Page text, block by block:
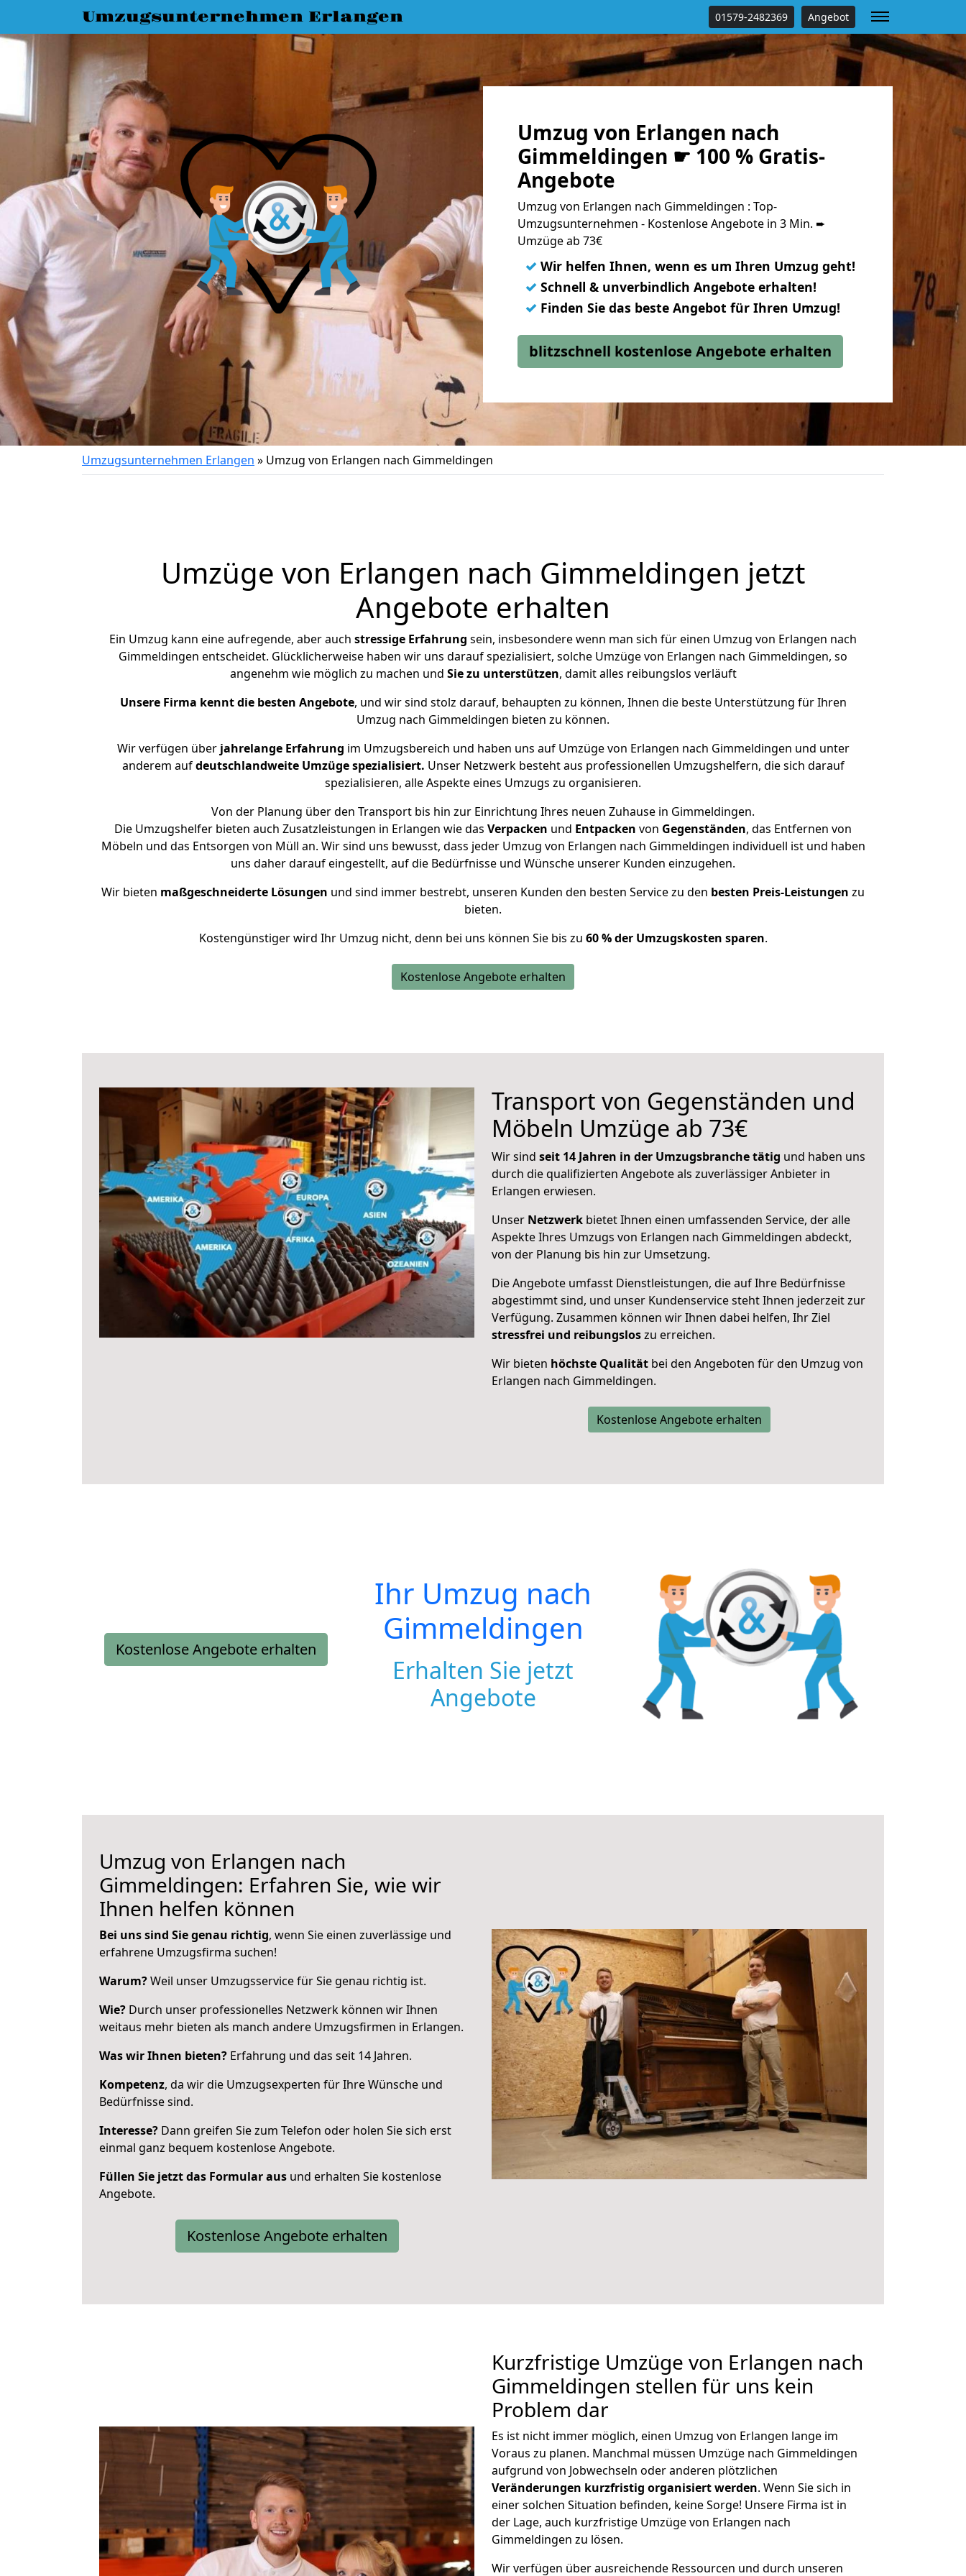
Umzugsunternehmen Erlangen 01579-2482369 Angebot
Umzug von Erlangen nach
Gimmeldingen ☛ 100 % Gratis-
Angebote
Umzug von Erlangen nach Gimmeldingen : Top-
Umzugsunternehmen - Kostenlose Angebote in 3 Min. ➨
Umzüge ab 73€
✓ Wir helfen Ihnen, wenn es um Ihren Umzug geht!
✓ Schnell & unverbindlich Angebote erhalten!
✓ Finden Sie das beste Angebot für Ihren Umzug!
blitzschnell kostenlose Angebote erhalten
Umzugsunternehmen Erlangen » Umzug von Erlangen nach Gimmeldingen
Umzüge von Erlangen nach Gimmeldingen jetzt
Angebote erhalten
Ein Umzug kann eine aufregende, aber auch stressige Erfahrung sein, insbesondere wenn man sich für einen Umzug von Erlangen nach
Gimmeldingen entscheidet. Glücklicherweise haben wir uns darauf spezialisiert, solche Umzüge von Erlangen nach Gimmeldingen, so
angenehm wie möglich zu machen und Sie zu unterstützen, damit alles reibungslos verläuft
Unsere Firma kennt die besten Angebote, und wir sind stolz darauf, behaupten zu können, Ihnen die beste Unterstützung für Ihren
Umzug nach Gimmeldingen bieten zu können.
Wir verfügen überjahrelange Erfahrung im Umzugsbereich und haben uns auf Umzüge von Erlangen nach Gimmeldingen und unter
anderem aufdeutschlandweite Umzüge spezialisiert. Unser Netzwerk besteht aus professionellen Umzugshelfern, die sich darauf
spezialisieren, alle Aspekte eines Umzugs zu organisieren.
Von der Planung über den Transport bis hin zur Einrichtung Ihres neuen Zuhause in Gimmeldingen.
Die Umzugshelfer bieten auch Zusatzleistungen in Erlangen wie das Verpacken und Entpacken von Gegenständen, das Entfernen von
Möbeln und das Entsorgen von Müll an. Wir sind uns bewusst, dass jeder Umzug von Erlangen nach Gimmeldingen individuell ist und haben
uns daher darauf eingestellt, auf die Bedürfnisse und Wünsche unserer Kunden einzugehen.
Wir bieten maßgeschneiderte Lösungen und sind immer bestrebt, unseren Kunden den besten Service zu den besten Preis-Leistungen zu
bieten.
Kostengünstiger wird Ihr Umzug nicht, denn bei uns können Sie bis zu 60 % der Umzugskosten sparen.
Kostenlose Angebote erhalten
Transport von Gegenständen und
Möbeln Umzüge ab 73€
Wir sind seit 14 Jahren in der Umzugsbranche tätig und haben uns
durch die qualifizierten Angebote als zuverlässiger Anbieter in
Erlangen erwiesen.
Unser Netzwerk bietet Ihnen einen umfassenden Service, der alle
Aspekte Ihres Umzugs von Erlangen nach Gimmeldingen abdeckt,
von der Planung bis hin zur Umsetzung.
Die Angebote umfasst Dienstleistungen, die auf Ihre Bedürfnisse
abgestimmt sind, und unser Kundenservice steht Ihnen jederzeit zur
Verfügung. Zusammen können wir Ihnen dabei helfen, Ihr Ziel
stressfrei und reibungsloszu erreichen.
Wir bieten höchste Qualität bei den Angeboten für den Umzug von
Erlangen nach Gimmeldingen.
Kostenlose Angebote erhalten
Kostenlose Angebote erhalten
Ihr Umzug nach
Gimmeldingen
Erhalten Sie jetzt
Angebote
Umzug von Erlangen nach
Gimmeldingen: Erfahren Sie, wie wir
Ihnen helfen können
Bei uns sind Sie genau richtig, wenn Sie einen zuverlässige und
erfahrene Umzugsfirma suchen!
Warum?Weil unser Umzugsservice für Sie genau richtig ist.
Wie? Durch unser professionelles Netzwerk können wir Ihnen
weitaus mehr bieten als manch andere Umzugsfirmen in Erlangen.
Was wir Ihnen bieten? Erfahrung und das seit 14 Jahren.
Kompetenz, da wir die Umzugsexperten für Ihre Wünsche und
Bedürfnisse sind.
Interesse? Dann greifen Sie zum Telefon oder holen Sie sich erst
einmal ganz bequem kostenlose Angebote.
Füllen Sie jetzt das Formular aus und erhalten Sie kostenlose
Angebote.
Kostenlose Angebote erhalten
Kurzfristige Umzüge von Erlangen nach
Gimmeldingen stellen für uns kein
Problem dar
Es ist nicht immer möglich, einen Umzug von Erlangen lange im
Voraus zu planen. Manchmal müssen Umzüge nach Gimmeldingen
aufgrund von Jobwechseln oder anderen plötzlichen
Veränderungen kurzfristig organisiert werden. Wenn Sie sich in
einer solchen Situation befinden, keine Sorge! Unsere Firma ist in
der Lage, auch kurzfristige Umzüge von Erlangen nach
Gimmeldingen zu lösen.
Wir verfügen über ausreichende Ressourcen und durch unseren